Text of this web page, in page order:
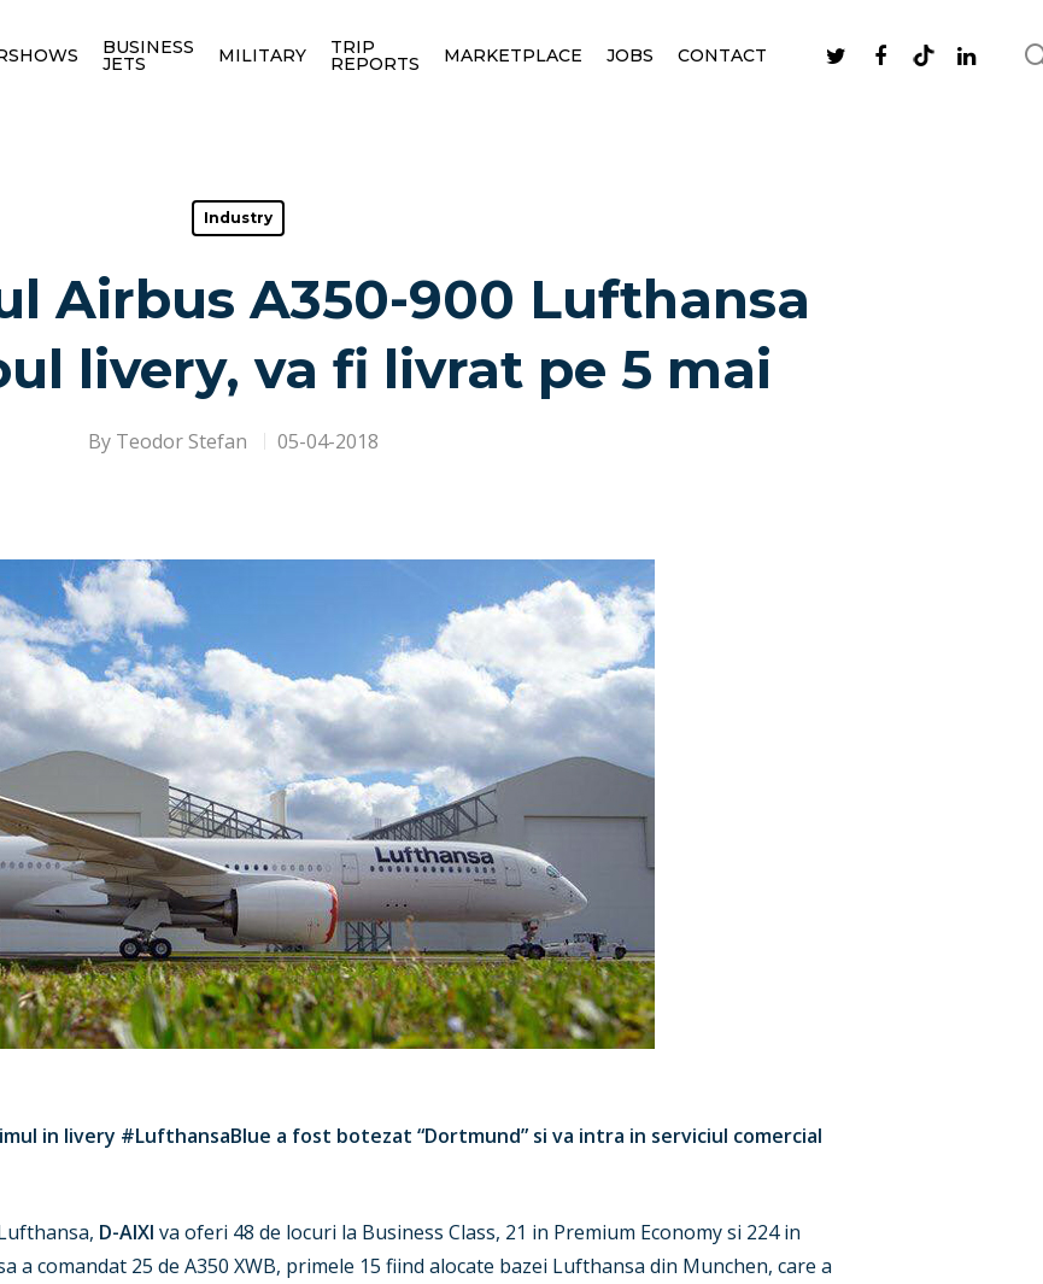
BUSINESS
JETS MILITARY TRIP
REPORTS MARKETPLACE JOBS CONTACT
Industry
Airbus A350-900 Lufthansa
livery, va fi livrat pe 5 mai
By Teodor Stefan 05-04-2018
in livery #LufthansaBlue a fost botezat “Dortmund” si va intra in serviciul comercial
D-AIXI va oferi 48 de locuri la Business Class, 21 in Premium Economy si 224 in
a comandat 25 de A350 XWB, primele 15 fiind alocate bazei Lufthansa din Munchen, care a